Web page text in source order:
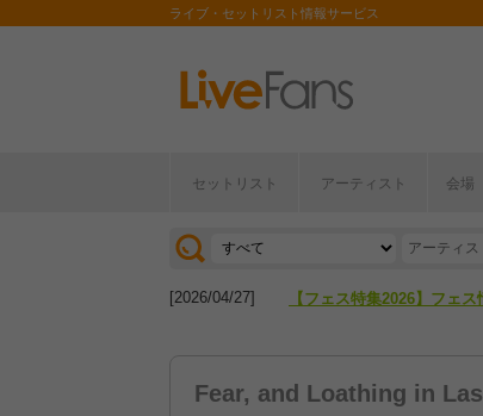
ライブ・セットリスト情報サービス
セットリスト アーティスト 会場
[2026/07/28] 【ライブ動員ランキング
[2026/04/27] 【フェス特集2026】フェス
Fear, and Loathing in